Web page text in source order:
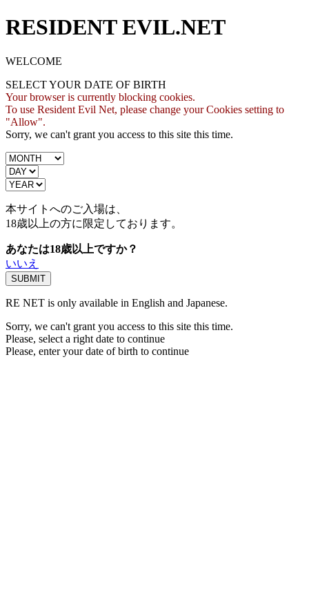
RESIDENT EVIL.NET
WELCOME
SELECT YOUR DATE OF BIRTH
Your browser is currently blocking cookies.
To use Resident Evil Net, please change your Cookies setting to
"Allow".
Sorry, we can't grant you access to this site this time.
本サイトへのご入場は、
18歳以上の方に限定しております。
あなたは18歳以上ですか？
いいえ
RE NET is only available in English and Japanese.
Sorry, we can't grant you access to this site this time.
Please, select a right date to continue
Please, enter your date of birth to continue